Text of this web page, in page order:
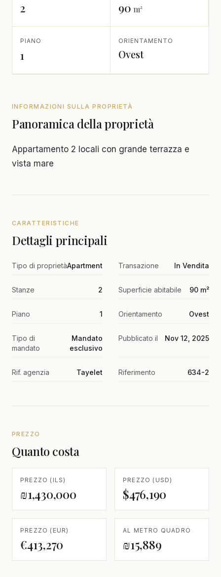
2 90 m²
PIANO
1
ORIENTAMENTO
Ovest
INFORMAZIONI SULLA PROPRIETÀ
Panoramica della proprietà
Appartamento 2 locali con grande terrazza e
vista mare
CARATTERISTICHE
Dettagli principali
Tipo di proprietàApartment Transazione In Vendita
Stanze 2 Superficie abitabile 90 m²
Piano 1 Orientamento Ovest
Tipo di
mandato
Mandato
esclusivo
Pubblicato il Nov 12, 2025
Rif. agenzia Tayelet Riferimento 634-2
PREZZO
Quanto costa
PREZZO (ILS)
₪1,430,000
PREZZO (USD)
$476,190
PREZZO (EUR)
€413,270
AL METRO QUADRO
₪15,889